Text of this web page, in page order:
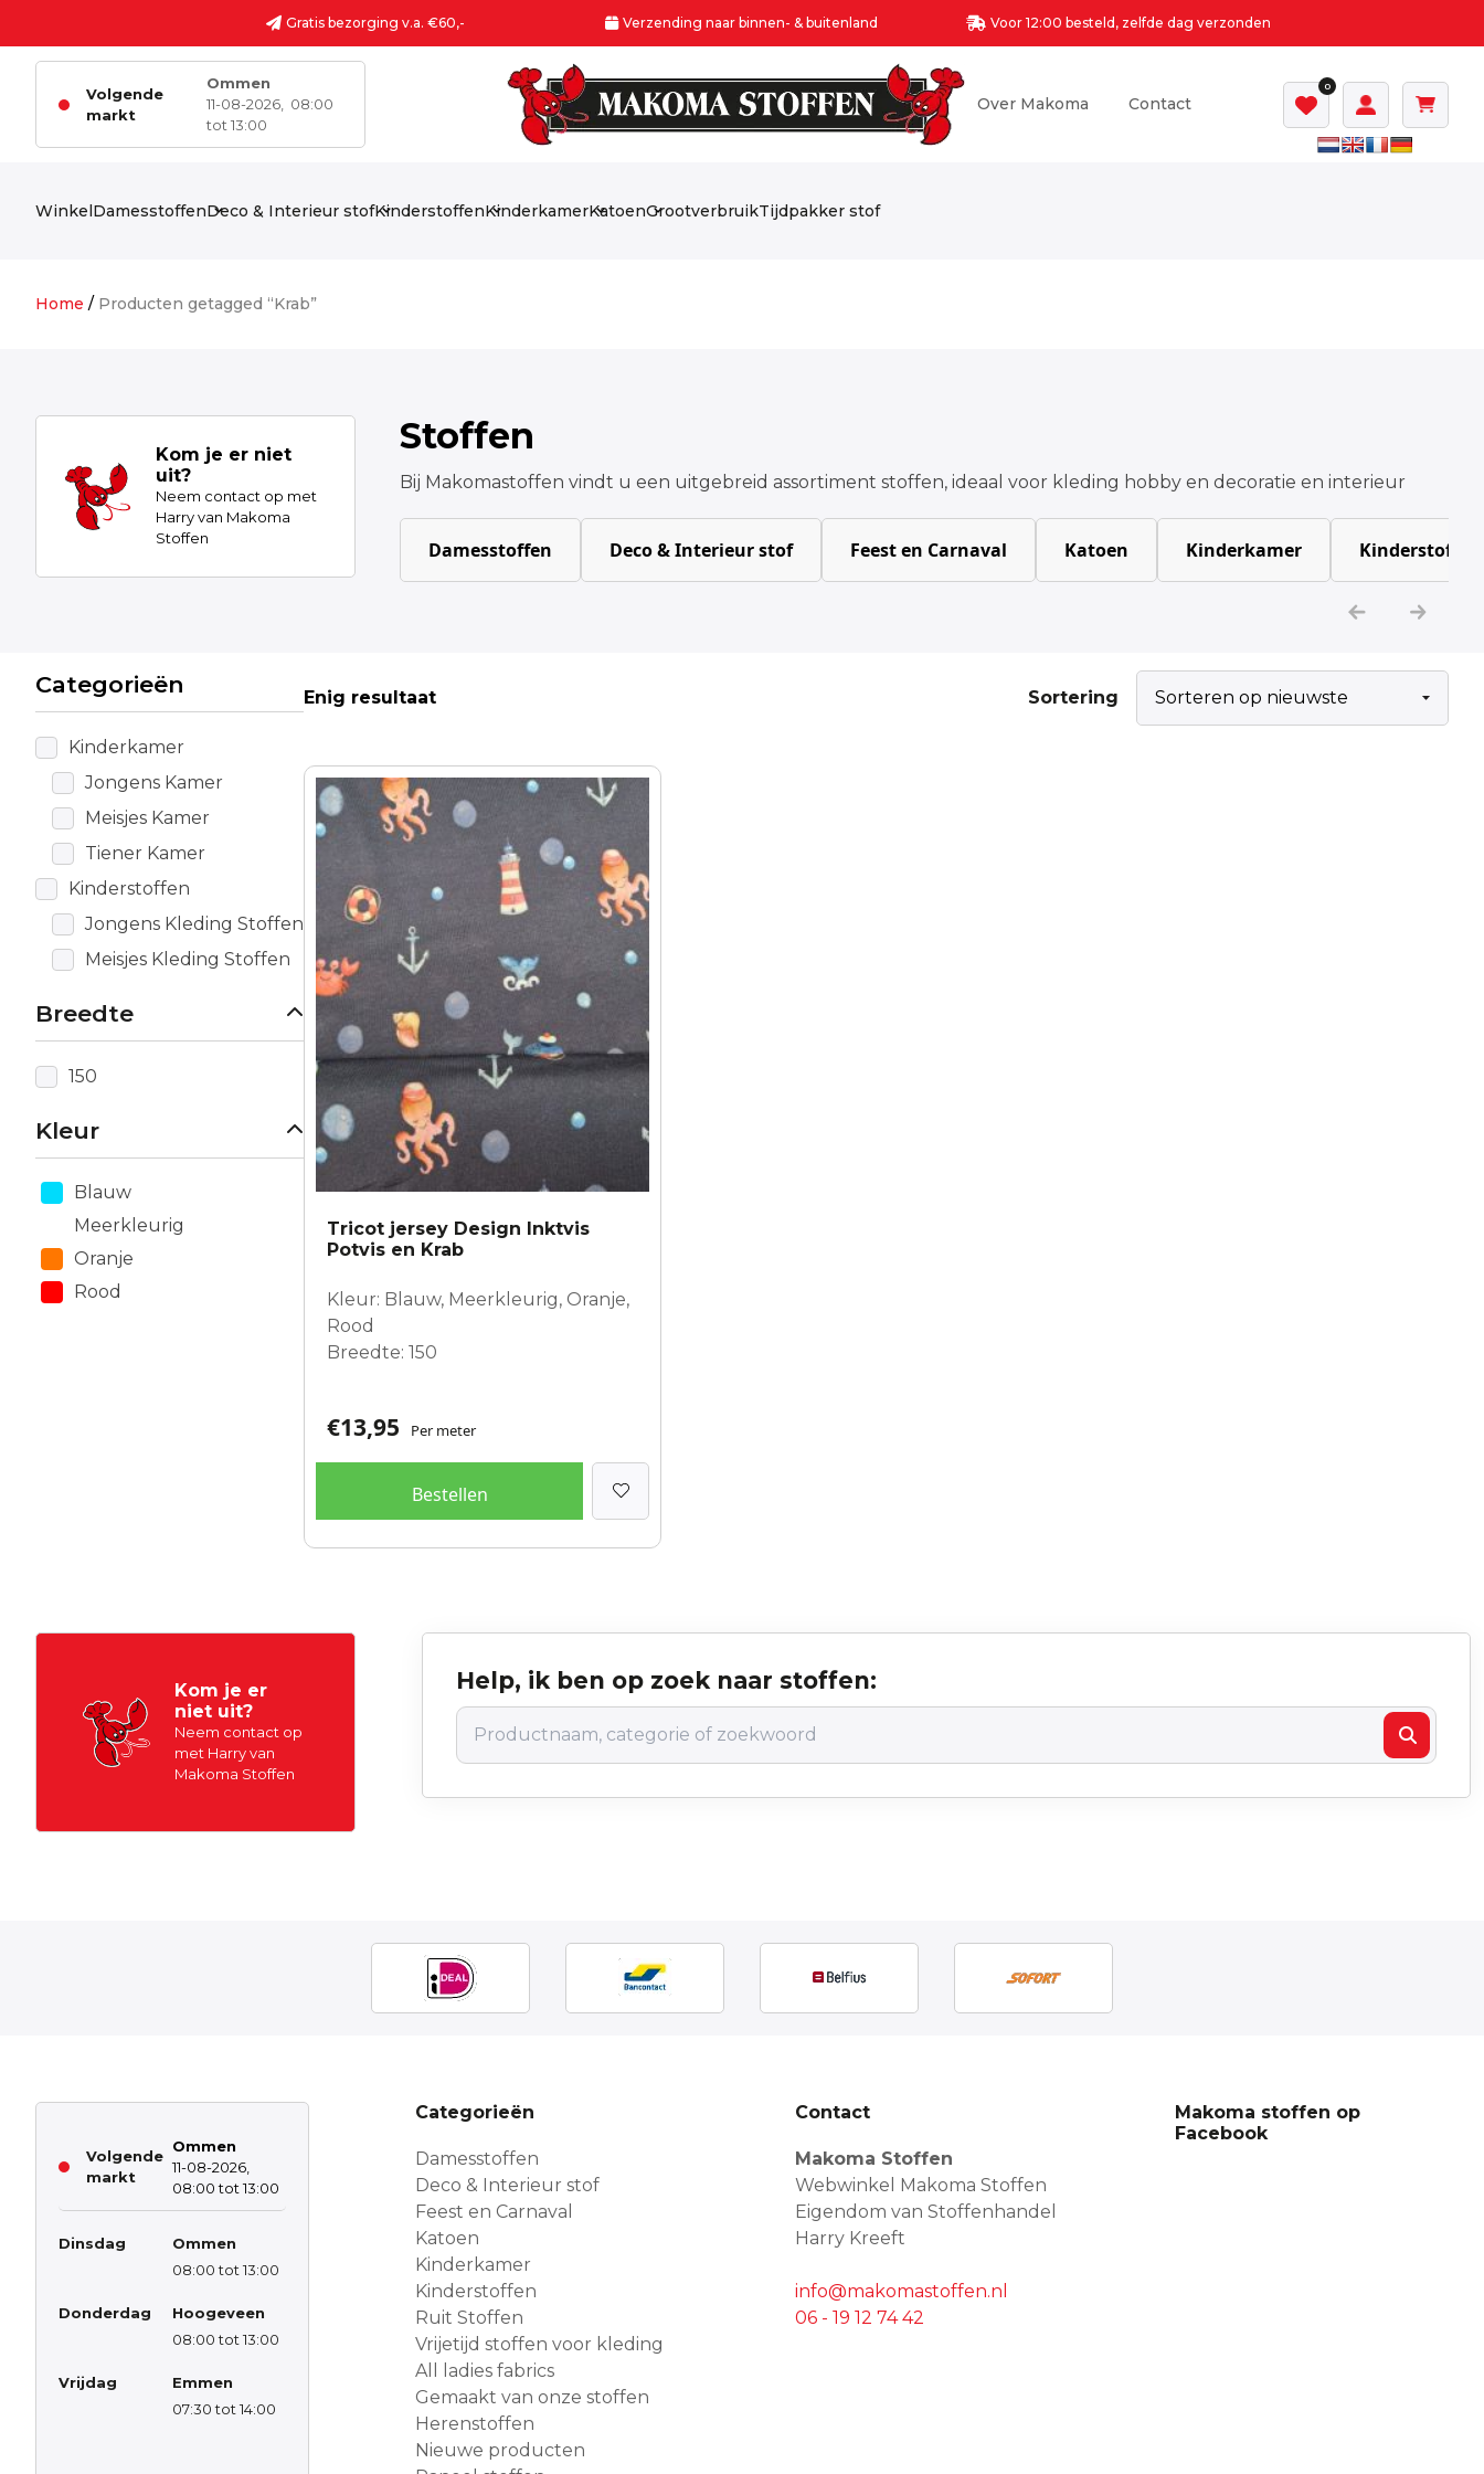
Gratis bezorging v.a. €60,- Verzending naar binnen- & buitenland Voor 12:00 besteld, zelfde dag verzonden
Volgende
markt
Ommen
11-08-2026,
08:00
tot 13:00
Over Makoma Contact
0
WinkelDamesstoffenDeco & Interieur stofKinderstoffenKinderkamerKatoenGrootverbruikTijdpakker stof
Home / Producten getagged “Krab”
Kom je er niet
uit?
Neem contact op met
Harry van Makoma
Stoffen
Stoffen
Bij Makomastoffen vindt u een uitgebreid assortiment stoffen, ideaal voor kleding hobby en decoratie en interieur
Damesstoffen Deco & Interieur stof Feest en Carnaval Katoen Kinderkamer Kinderstoffen
Categorieën
Kinderkamer
Jongens Kamer
Meisjes Kamer
Tiener Kamer
Kinderstoffen
Jongens Kleding Stoffen
Meisjes Kleding Stoffen
Breedte
150
Kleur
Blauw
Meerkleurig
Oranje
Rood
Enig resultaat Sortering
Tricot jersey Design Inktvis
Potvis en Krab
Kleur: Blauw, Meerkleurig, Oranje,
Rood
Breedte: 150
€13,95 Per meter
Bestellen
Kom je er
niet uit?
Neem contact op
met Harry van
Makoma Stoffen
Help, ik ben op zoek naar stoffen:
Volgende
markt
Ommen
11-08-2026,
08:00 tot 13:00
Dinsdag
Ommen
08:00 tot 13:00
Donderdag
Hoogeveen
08:00 tot 13:00
Vrijdag
Emmen
07:30 tot 14:00
Categorieën
Damesstoffen
Deco & Interieur stof
Feest en Carnaval
Katoen
Kinderkamer
Kinderstoffen
Ruit Stoffen
Vrijetijd stoffen voor kleding
All ladies fabrics
Gemaakt van onze stoffen
Herenstoffen
Nieuwe producten
Contact
Makoma Stoffen
Webwinkel Makoma Stoffen
Eigendom van Stoffenhandel
Harry Kreeft
info@makomastoffen.nl
06 - 19 12 74 42
Makoma stoffen op
Facebook